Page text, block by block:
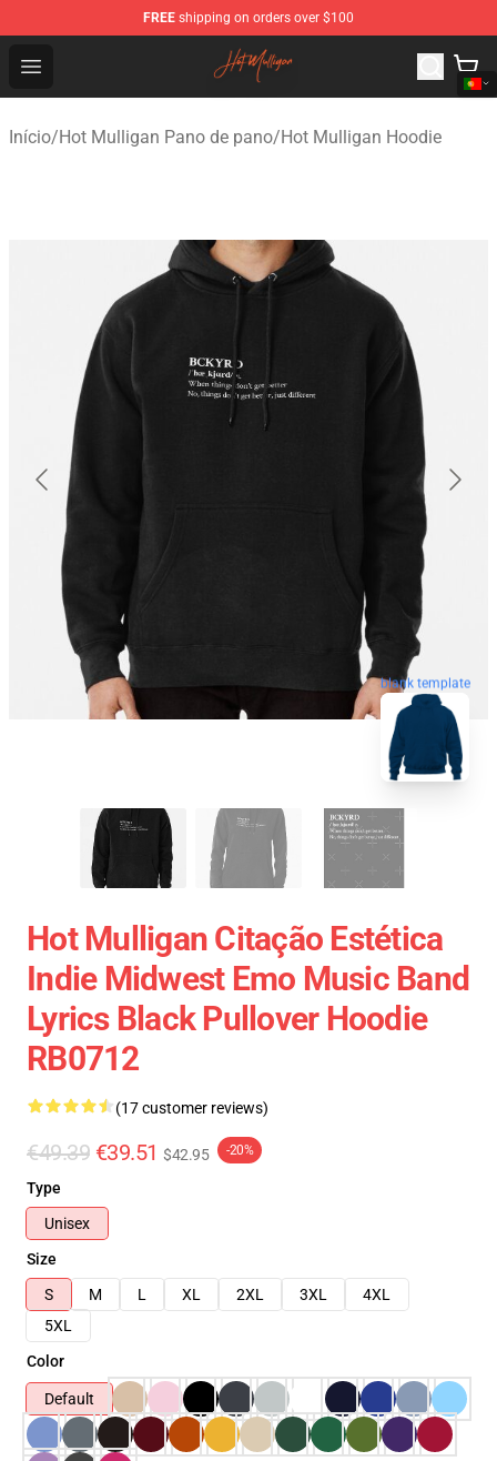
FREE shipping on orders over $100
Open menu
Hot Mulligan Shop - Official Hot Mulligan Merchandise
Início/Hot Mulligan Pano de pano/Hot Mulligan Hoodie
blank template
Hot Mulligan Citação Estética
Indie Midwest Emo Music Band
Lyrics Black Pullover Hoodie
RB0712
(17 customer reviews)
€49.39 €39.51 $42.95 -20%
Type
Unisex
Size
S
M L XL 2XL 3XL
4XL
5XL
Color
Default